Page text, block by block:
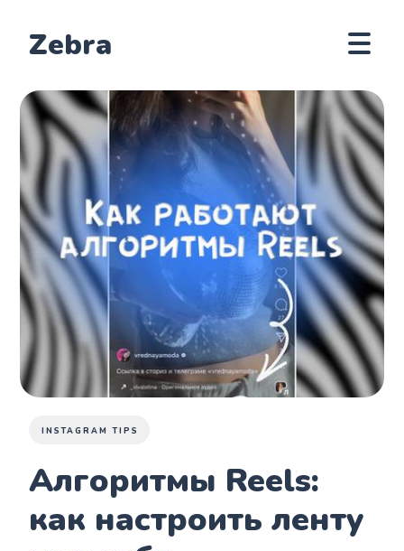
Zebra
INSTAGRAM TIPS
Алгоритмы Reels:
как настроить ленту